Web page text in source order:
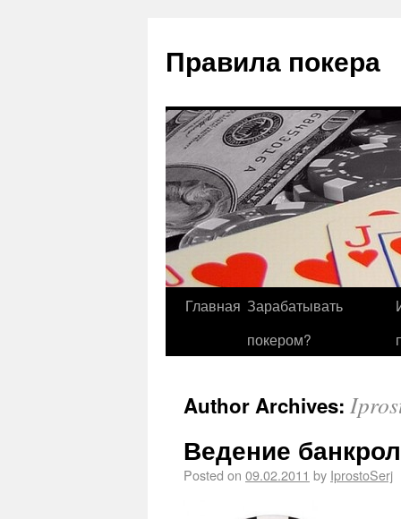
Правила покера
Главная Зарабатывать
покером?
Author Archives:
Ведение
Posted on 09.02.2011 by IprostoSerj